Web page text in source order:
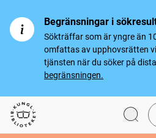
Begränsningar i
Sökträffar som är yngre än
omfattas av upphovsrätten
tjänsten när du söker på
begränsningen.
Svenska tidningar